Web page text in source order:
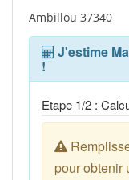
Ambillou 37340